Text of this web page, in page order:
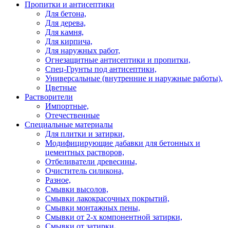
Пропитки и антисептики
Для бетона,
Для дерева,
Для камня,
Для кирпича,
Для наружных работ,
Огнезащитные антисептики и пропитки,
Спец-Грунты под антисептики,
Универсальные (внутренние и наружные работы),
Цветные
Растворители
Импортные,
Отечественные
Специальные материалы
Для плитки и затирки,
Модифицирующие дабавки для бетонных и
цементных растворов,
Отбеливатели древесины,
Очиститель силикона,
Разное,
Смывки высолов,
Смывки лакокрасочных покрытий,
Смывки монтажных пены,
Смывки от 2-х компонентной затирки,
Смывки от затирки,